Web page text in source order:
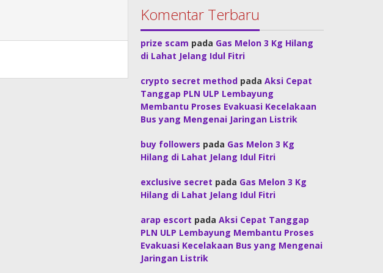
Komentar Terbaru
prize scam pada Gas Melon 3 Kg Hilang
di Lahat Jelang Idul Fitri
crypto secret method padaAksi Cepat
Tanggap PLN ULP Lembayung
Membantu Proses Evakuasi Kecelakaan
Bus yang Mengenai Jaringan Listrik
buy followers pada Gas Melon 3 Kg
Hilang di Lahat Jelang Idul Fitri
exclusive secret pada Gas Melon 3 Kg
Hilang di Lahat Jelang Idul Fitri
arap escort padaAksi Cepat Tanggap
PLN ULP Lembayung Membantu Proses
Evakuasi Kecelakaan Bus yang Mengenai
Jaringan Listrik